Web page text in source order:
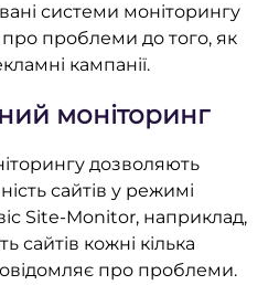
системи моніторингу
проблеми до того, як
кампанії.
моніторинг
дозволяють
сайтів у режимі
Site-Monitor, наприклад,
сайтів кожні кілька
про проблеми.